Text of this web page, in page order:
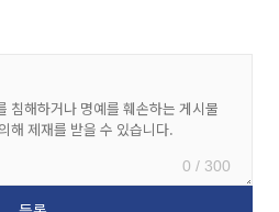
0 / 300